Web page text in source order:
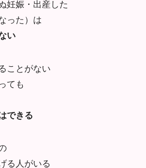
妊娠・出産した
った）は
い
ことがない
ても
できる
る人がいる